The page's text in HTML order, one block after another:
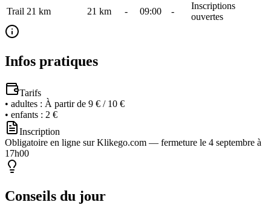
Trail 21 km
21 km - 09:00 -
Inscriptions
ouvertes
Infos pratiques
Tarifs
• adultes : À partir de 9 € / 10 €
• enfants : 2 €
Inscription
Obligatoire en ligne sur Klikego.com — fermeture le 4 septembre à
17h00
Conseils du jour